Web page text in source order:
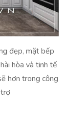
đẹp, mặt bếp
hòa và tinh tế
hơn trong công